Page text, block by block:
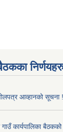
आव्हानको सूचना
कार्यपालिका बैठकको